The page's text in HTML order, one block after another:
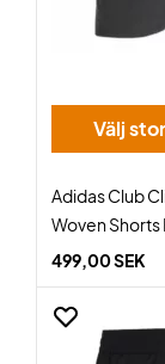
Välj
Adidas Club
Woven Shorts
499,00 SEK